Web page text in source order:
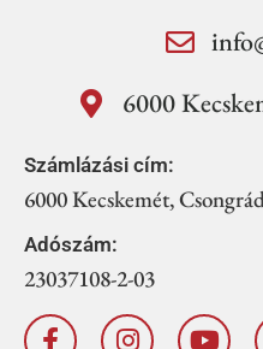
6000
Számlázási cím:
6000 Kecskemét,
Adószám:
23037108-2-03